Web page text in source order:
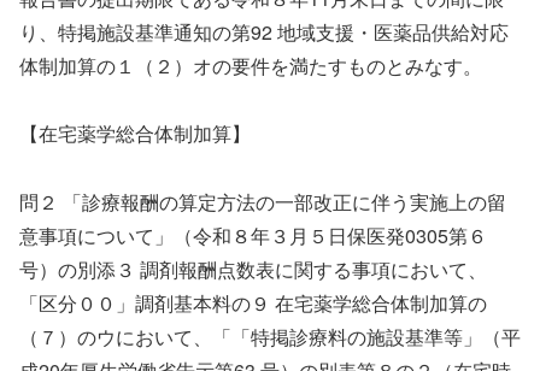
り、特掲施設基準通知の第92 地域支援・医薬品供給対応
体制加算の１（２）オの要件を満たすものとみなす。
【在宅薬学総合体制加算】
問２ 「診療報酬の算定方法の一部改正に伴う実施上の留
意事項について」（令和８年３月５日保医発0305第６
号）の別添３ 調剤報酬点数表に関する事項において、
「区分００」調剤基本料の９ 在宅薬学総合体制加算の
（７）のウにおいて、「「特掲診療料の施設基準等」（平